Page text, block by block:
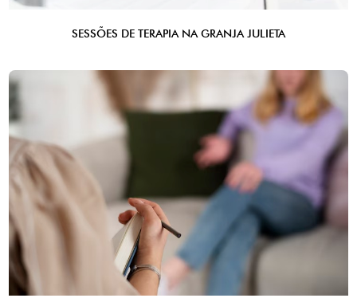
SESSÕES DE TERAPIA NA GRANJA JULIETA